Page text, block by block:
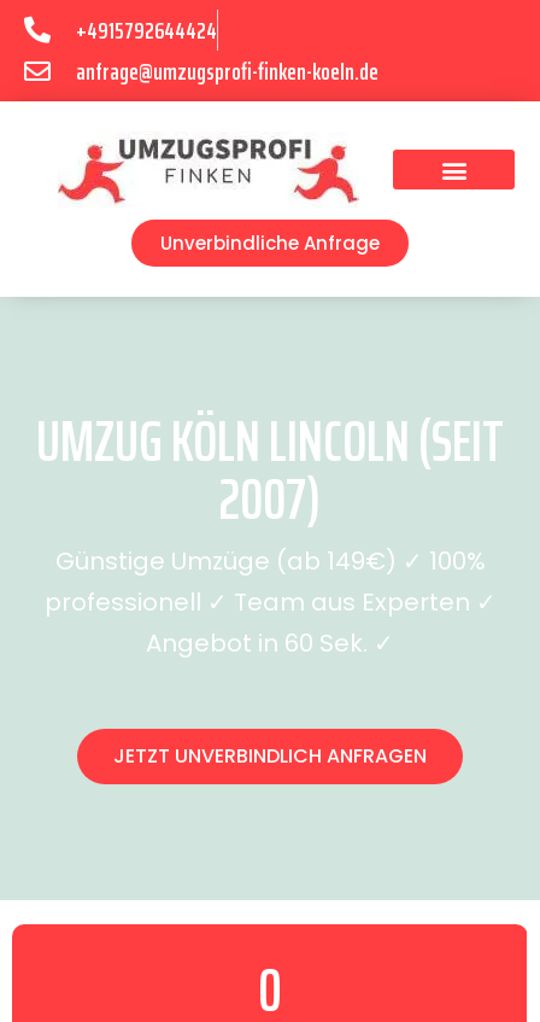
+4915792644424
anfrage@umzugsprofi-finken-koeln.de
Unverbindliche Anfrage
UMZUG KÖLN LINCOLN (SEIT
2007)
Günstige Umzüge (ab 149€) ✓ 100%
professionell ✓ Team aus Experten ✓
Angebot in 60 Sek. ✓
JETZT UNVERBINDLICH ANFRAGEN
0